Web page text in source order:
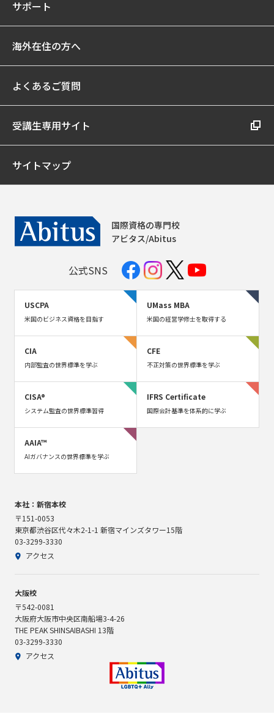
サポート
海外在住の方へ
よくあるご質問
受講生専用サイト
サイトマップ
国際資格の専門校
アビタス/Abitus
公式SNS
USCPA
米国のビジネス資格を目指す
UMass MBA
米国の経営学修士を取得する
CIA
内部監査の世界標準を学ぶ
CFE
不正対策の世界標準を学ぶ
CISA®
システム監査の世界標準習得
IFRS Certificate
国際会計基準を体系的に学ぶ
AAIA™
AIガバナンスの世界標準を学ぶ
本社：新宿本校
〒151-0053
東京都渋谷区代々木2-1-1 新宿マインズタワー15階
03-3299-3330
アクセス
大阪校
〒542-0081
大阪府大阪市中央区南船場3-4-26
THE PEAK SHINSAIBASHI 13階
03-3299-3330
アクセス